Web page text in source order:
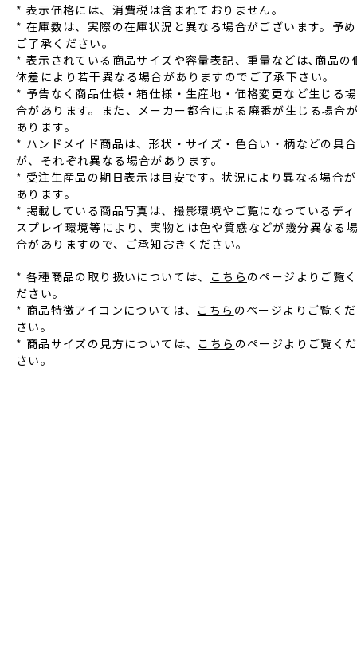
* 表⽰価格には、消費税は含まれておりません。
* 在庫数は、実際の在庫状況と異なる場合がございます。予め
ご了承ください。
* 表⽰されている商品サイズや容量表記、重量などは､商品の
体差により若⼲異なる場合がありますのでご了承下さい。
* 予告なく商品仕様‧箱仕様‧⽣産地‧価格変更など⽣じる場
合があります。また、メーカー都合による廃番が⽣じる場合
あります。
* ハンドメイド商品は、形状‧サイズ‧⾊合い‧柄などの具合
が、それぞれ異なる場合があります。
* 受注⽣産品の期⽇表⽰は⽬安です。状況により異なる場合が
あります。
* 掲載している商品写真は、撮影環境やご覧になっているディ
スプレイ環境等により、実物とは⾊や質感などが幾分異なる
合がありますので、ご承知おきください。
* 各種商品の取り扱いについては、 こちら のページよりご覧く
ださい。
* 商品特徴アイコンについては、 こちら のページよりご覧くだ
さい。
* 商品サイズの見方については、 こちら のページよりご覧くだ
さい。